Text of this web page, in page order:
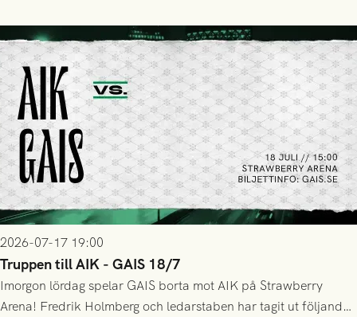
lyckades få in 2-0.
2026-07-17 19:00
Truppen till AIK - GAIS 18/7
Imorgon lördag spelar GAIS borta mot AIK på Strawberry
Arena! Fredrik Holmberg och ledarstaben har tagit ut följande